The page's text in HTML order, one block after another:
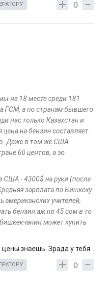
0
на 18 месте среди 181
ГСМ, а по странам бывшего
нас только Казахстан и
на бензин составляет
Даже в том же США
60 центов, а эо
США - 4300$ на руки (после
зарплата по Бишкеку
американских учителей,
бензин аж по 45 сом в то
может купить
знаешь. Зрада у тебя
0